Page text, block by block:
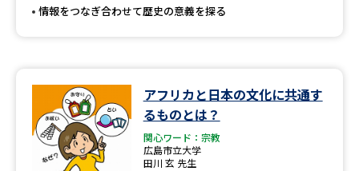
情報をつなぎ合わせて歴史の意義を探る
アフリカと日本の文化に共通す
るものとは？
関心ワード：宗教
広島市立大学
田川 玄 先生